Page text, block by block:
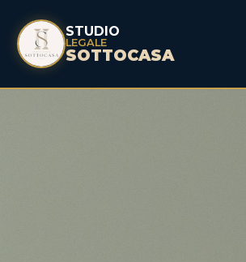
STUDIO
LEGALE
SOTTOCASA